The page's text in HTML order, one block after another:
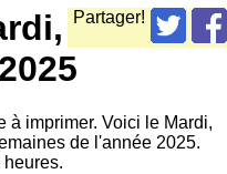
Partager!
à imprimer. Voici le Mardi,
de l'année 2025.
heures.